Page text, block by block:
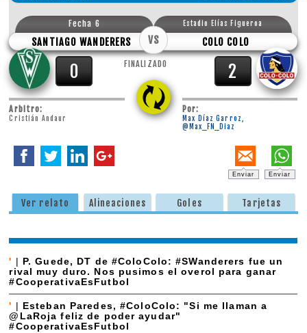
Fecha 6
SANTIAGO WANDERERS
Estadio Elías Figueroa
COLO COLO
VS
0 FINALIZADO 2
Arbitro:
Cristián Andaur
Por:
Max Díaz Garroz,
@Max_FN_Diaz
Enviar Enviar
Ver relato Alineaciones Goles Tarjetas
' | P. Guede, DT de #ColoColo: #SWanderers fue un
rival muy duro. Nos pusimos el overol para ganar
#CooperativaEsFutbol
'
Esteban Paredes, #ColoColo: "Si me llaman a
@LaRoja feliz de poder ayudar"
#CooperativaEsFutbol